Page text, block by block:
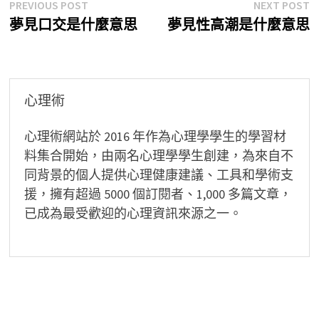
文
章
覽
PREVIOUS POSTPrevious
post:
夢見口交是什麼意思
NEXT POST
夢見性高潮是什麼意思
心理術
心理術網站於 2016 年作為心理學學生的學習材
料集合開始，由兩名心理學學生創建，為來自不
同背景的個人提供心理健康建議、工具和學術支
援，擁有超過 5000 個訂閱者、1,000 多篇文章，
已成為最受歡迎的心理資訊來源之一。